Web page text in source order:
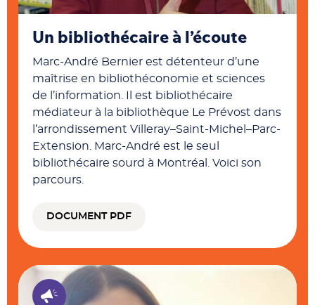
Un bibliothécaire à l’écoute
Marc-André Bernier est détenteur d’une
maîtrise en bibliothéconomie et sciences
de l’information. Il est bibliothécaire
médiateur à la bibliothèque Le Prévost dans
l’arrondissement Villeray–Saint-Michel–Parc-
Extension. Marc-André est le seul
bibliothécaire sourd à Montréal. Voici son
parcours.
DOCUMENT PDF